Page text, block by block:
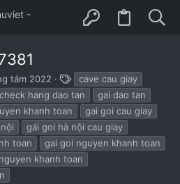
tám 2022
h
ẻ
cave cau giay
check hang dao tan
gai dao tan
khanh toan
gai goi cau giay
gái goi hà nội cau giay
toan
gai goi nguyen khanh toan
khanh toan